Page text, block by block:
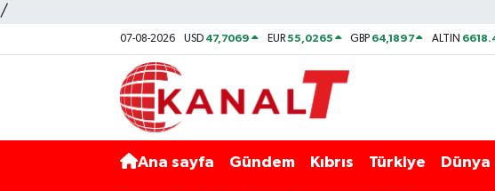
/
07-08-2026 USD 47,7069 EUR55,0265 GBP 64,1897 ALTIN
Ana sayfa Gündem Kıbrıs Türkiye Dünya